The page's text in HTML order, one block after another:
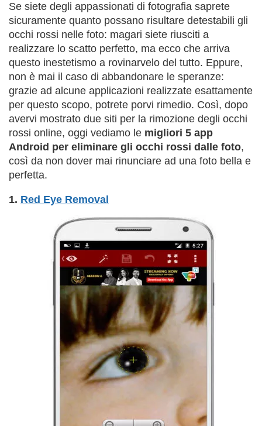
Se siete degli appassionati di fotografia saprete
sicuramente quanto possano risultare detestabili gli
occhi rossi nelle foto: magari siete riusciti a
realizzare lo scatto perfetto, ma ecco che arriva
questo inestetismo a rovinarvelo del tutto. Eppure,
non è mai il caso di abbandonare le speranze:
grazie ad alcune applicazioni realizzate esattamente
per questo scopo, potrete porvi rimedio. Così, dopo
avervi mostrato due siti per la rimozione degli occhi
rossi online, oggi vediamo le migliori 5 app
Android per eliminare gli occhi rossi dalle foto,
così da non dover mai rinunciare ad una foto bella e
perfetta.
1. Red Eye Removal